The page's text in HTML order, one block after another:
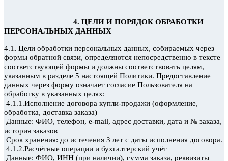
4. ЦЕЛИ И ПОРЯДОК ОБРАБОТКИ
ПЕРСОНАЛЬНЫХ ДАННЫХ
4.1. Цели обработки персональных данных, собираемых через
формы обратной связи, определяются непосредственно в тексте
соответствующей формы и должны соответствовать целям,
указанным в разделе 5 настоящей Политики. Предоставление
данных через форму означает согласие Пользователя на
обработку в указанных целях:
4.1.1.Исполнение договора купли-продажи (оформление,
обработка, доставка заказа)
Данные: ФИО, телефон, e-mail, адрес доставки, дата и № заказа,
история заказов
Срок хранения: до истечения 3 лет с даты исполнения договора.
4.1.2.Расчётные операции и бухгалтерский учёт
Данные: ФИО, ИНН (при наличии), сумма заказа, реквизиты